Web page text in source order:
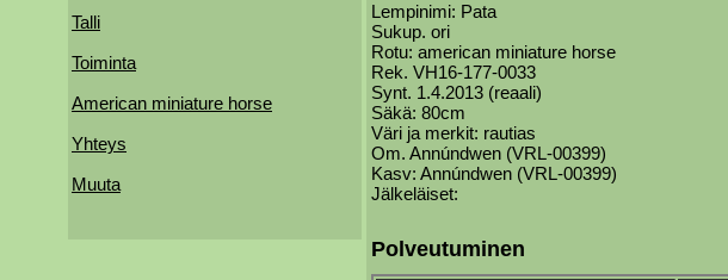
Talli
Toiminta
American miniature horse
Yhteys
Muuta
Lempinimi: Pata
Sukup. ori
Rotu: american miniature horse
Rek. VH16-177-0033
Synt. 1.4.2013 (reaali)
Säkä: 80cm
Väri ja merkit: rautias
Om. Annúndwen (VRL-00399)
Kasv: Annúndwen (VRL-00399)
Jälkeläiset:
Polveutuminen